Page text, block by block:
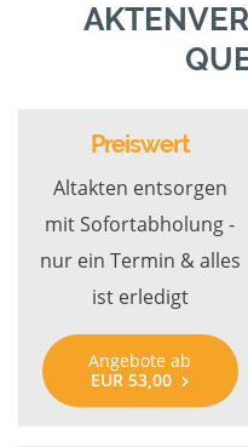
Preiswert
Altakten entsorgen
mit Sofortabholung -
nur ein Termin & alles
ist erledigt
Angebote ab
EUR 53,00